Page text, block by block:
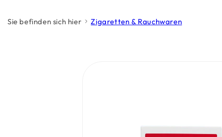
Sie befinden sich hier Zigaretten & Rauchwaren